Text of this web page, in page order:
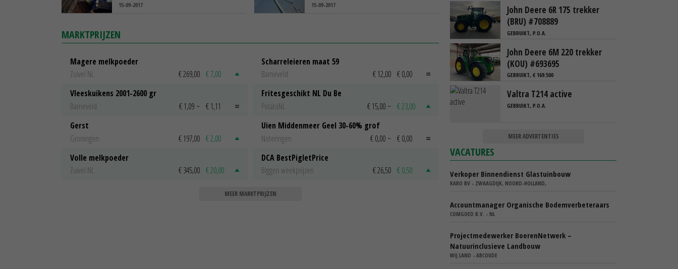
15-09-2017 15-09-2017
MARKTPRIJZEN
Magere melkpoeder
Zuivel NL
€ 269,00 € 7,00
Vleeskuikens 2001-2600 gr
Barneveld
€ 1,09 ~ € 1,11
Gerst
Groningen
€ 197,00 € 2,00
Volle melkpoeder
Zuivel NL
€ 345,00 € 20,00
Scharreleieren maat 59
Barneveld
€ 12,00 € 0,00
Fritesgeschikt NL Du Be
PotatoNL
€ 15,00 ~ € 23,00
Uien Middenmeer Geel 30-60% grof
Noteringen
€ 0,00 ~ € 0,00
DCA BestPigletPrice
Biggen weekprijzen
€ 26,50 € 0,50
MEER MARKTPRIJZEN
John Deere 6R 175 trekker
(BRU) #708889
GEBRUIKT, P.O.A.
John Deere 6M 220 trekker
(KOU) #693695
GEBRUIKT, € 169.500
Valtra T214 active
GEBRUIKT, P.O.A.
MEER ADVERTENTIES
VACATURES
Verkoper Binnendienst Glastuinbouw
KARO BV - ZWAAGDIJK, NOORD-HOLLAND,
Accountmanager Organische Bodemverbeteraars
COMGOED B.V. - NL
Projectmedewerker BoerenNetwerk –
Natuurinclusieve Landbouw
WIJ.LAND - ABCOUDE